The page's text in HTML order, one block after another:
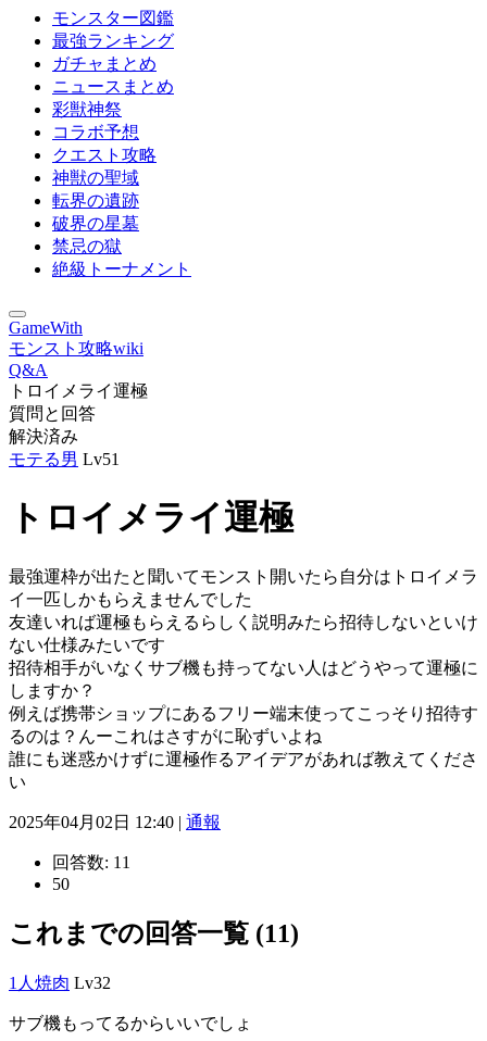
モンスター図鑑
最強ランキング
ガチャまとめ
ニュースまとめ
彩獣神祭
コラボ予想
クエスト攻略
神獣の聖域
転界の遺跡
破界の星墓
禁忌の獄
絶級トーナメント
GameWith
モンスト攻略wiki
Q&A
トロイメライ運極
質問と回答
解決済み
モテる男 Lv51
トロイメライ運極
最強運枠が出たと聞いてモンスト開いたら自分はトロイメラ
イ一匹しかもらえませんでした
友達いれば運極もらえるらしく説明みたら招待しないといけ
ない仕様みたいです
招待相手がいなくサブ機も持ってない人はどうやって運極に
しますか？
例えば携帯ショップにあるフリー端末使ってこっそり招待す
るのは？んーこれはさすがに恥ずいよね
誰にも迷惑かけずに運極作るアイデアがあれば教えてくださ
い
2025年04月02日 12:40 | 通報
回答数: 11
50
これまでの回答一覧 (11)
1人焼肉 Lv32
サブ機もってるからいいでしょ